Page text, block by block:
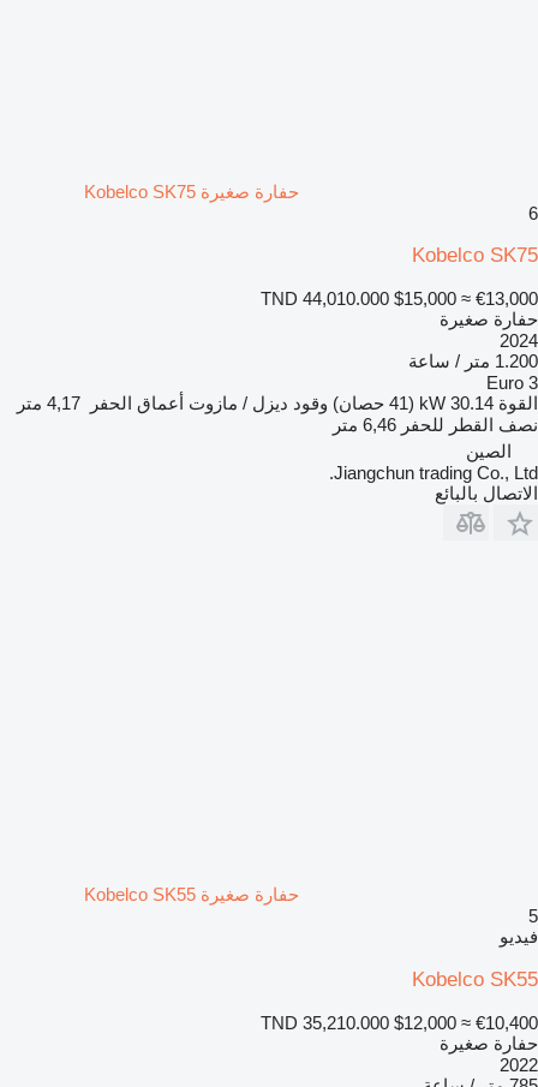
حفارة صغيرة Kobelco SK75
6
Kobelco SK75
TND 44,010.000 $15,000 ≈ €13,000
حفارة صغيرة
2024
1.200 متر / ساعة
Euro 3
القوة 30.14 kW (41 حصان) وقود ديزل / مازوت أعماق الحفر
4,17 متر
نصف القطر للحفر 6,46 متر
الصين
Jiangchun trading Co., Ltd.
الاتصال بالبائع
حفارة صغيرة Kobelco SK55
5
فيديو
Kobelco SK55
TND 35,210.000 $12,000 ≈ €10,400
حفارة صغيرة
2022